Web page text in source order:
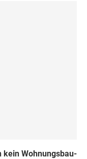
kein Wohnungsbau-